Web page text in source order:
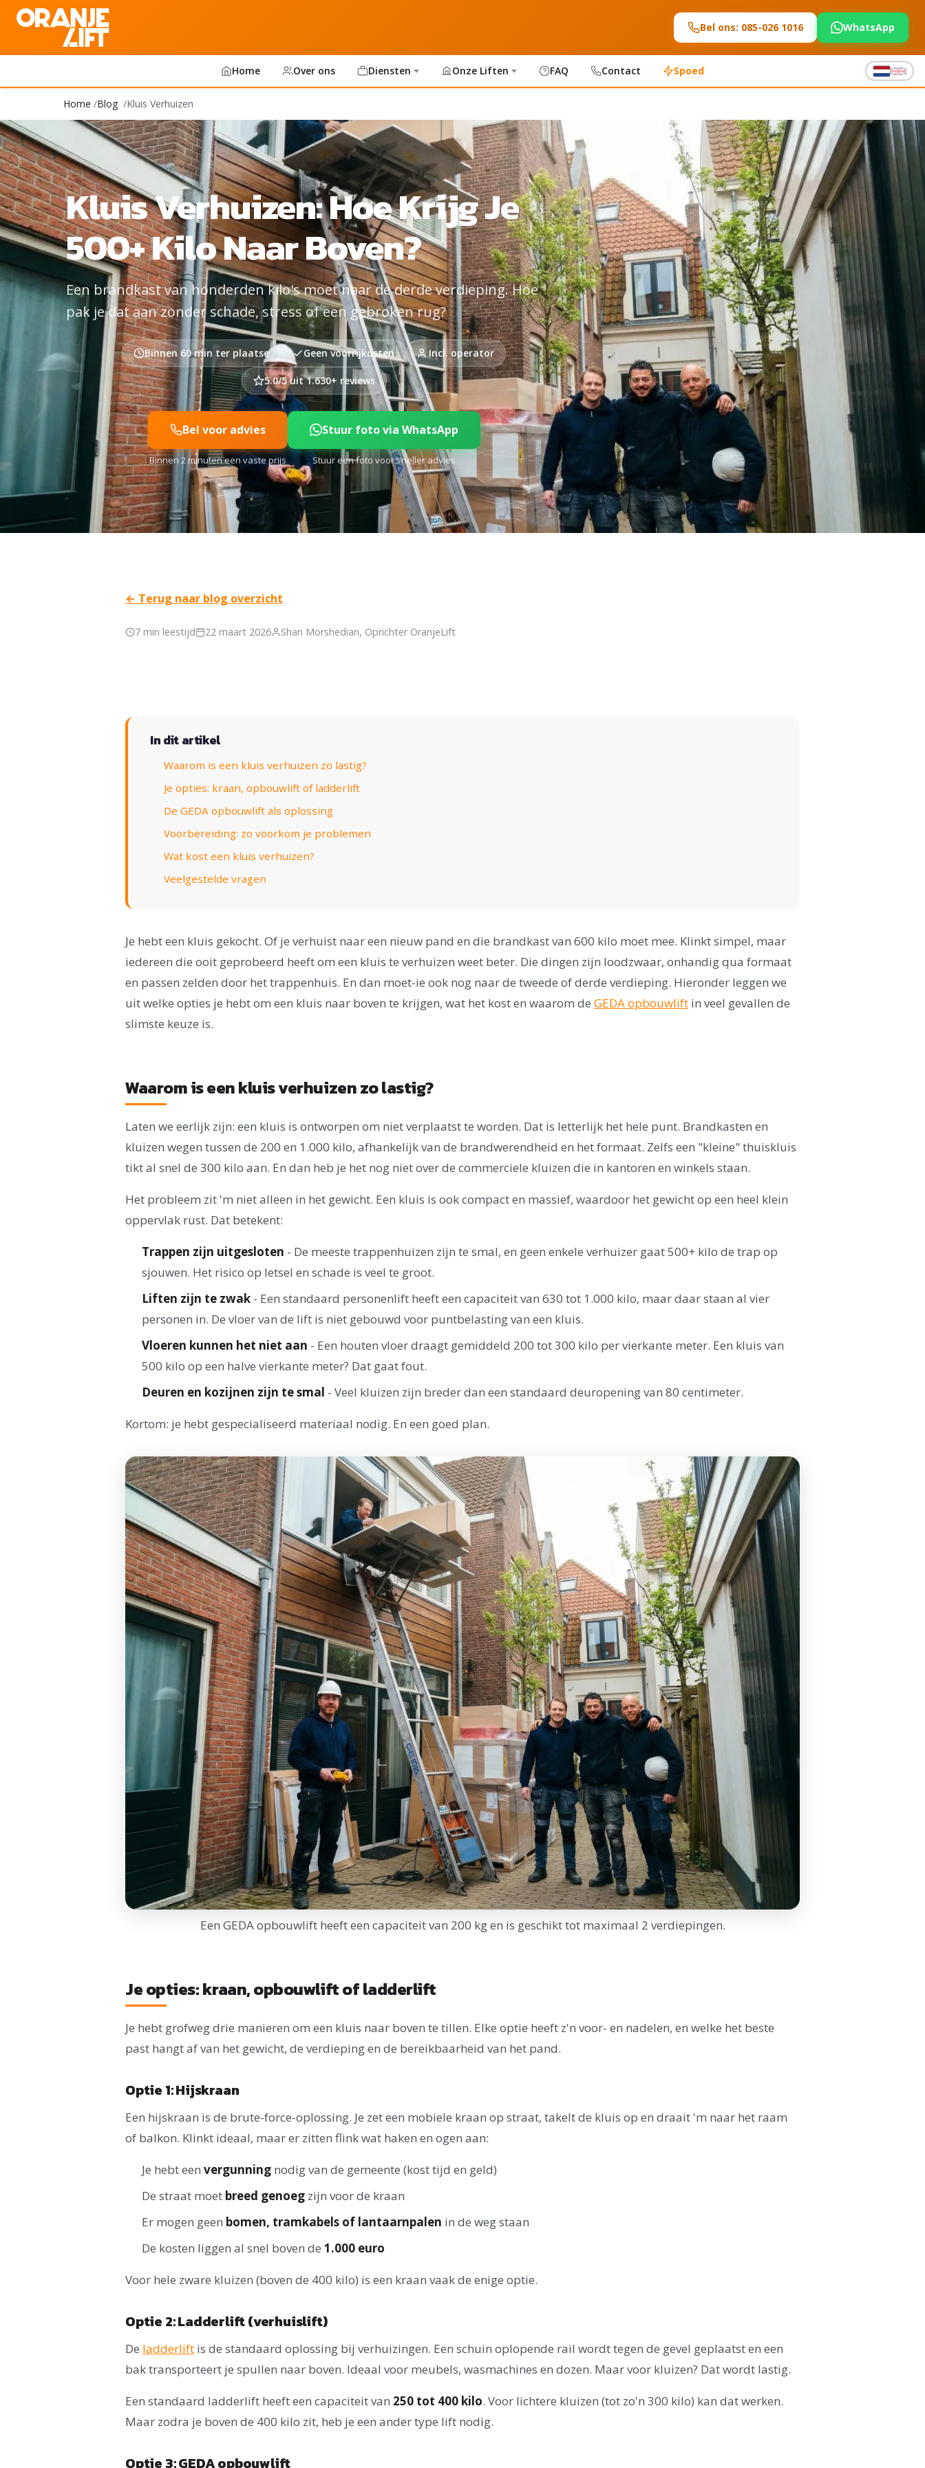
Bel ons: 085-026 1016 WhatsApp
Home Over ons Diensten Onze Liften FAQ Contact Spoed
Home Blog Kluis Verhuizen
Kluis Verhuizen: Hoe Krijg Je
500+ Kilo Naar Boven?
Een brandkast van honderden kilo's moet naar de derde verdieping. Hoe
pak je dat aan zonder schade, stress of een gebroken rug?
Binnen 60 min ter plaatse Geen voorrijkosten Incl. operator
5.0/5 uit 1.630+ reviews
Bel voor advies
Binnen 2 minuten een vaste prijs
Stuur foto via WhatsApp
Stuur een foto voor sneller advies
← Terug naar blog overzicht
7 min leestijd 22 maart 2026 Shan Morshedian, Oprichter OranjeLift
In dit artikel
Waarom is een kluis verhuizen zo lastig?
Je opties: kraan, opbouwlift of ladderlift
De GEDA opbouwlift als oplossing
Voorbereiding: zo voorkom je problemen
Wat kost een kluis verhuizen?
Veelgestelde vragen
Je hebt een kluis gekocht. Of je verhuist naar een nieuw pand en die brandkast van 600 kilo moet mee. Klinkt simpel, maar
iedereen die ooit geprobeerd heeft om een kluis te verhuizen weet beter. Die dingen zijn loodzwaar, onhandig qua formaat
en passen zelden door het trappenhuis. En dan moet-ie ook nog naar de tweede of derde verdieping. Hieronder leggen we
uit welke opties je hebt om een kluis naar boven te krijgen, wat het kost en waarom de GEDA opbouwlift in veel gevallen de
slimste keuze is.
Waarom is een kluis verhuizen zo lastig?
Laten we eerlijk zijn: een kluis is ontworpen om niet verplaatst te worden. Dat is letterlijk het hele punt. Brandkasten en
kluizen wegen tussen de 200 en 1.000 kilo, afhankelijk van de brandwerendheid en het formaat. Zelfs een "kleine" thuiskluis
tikt al snel de 300 kilo aan. En dan heb je het nog niet over de commerciele kluizen die in kantoren en winkels staan.
Het probleem zit 'm niet alleen in het gewicht. Een kluis is ook compact en massief, waardoor het gewicht op een heel klein
oppervlak rust. Dat betekent:
Trappen zijn uitgesloten - De meeste trappenhuizen zijn te smal, en geen enkele verhuizer gaat 500+ kilo de trap op
sjouwen. Het risico op letsel en schade is veel te groot.
Liften zijn te zwak - Een standaard personenlift heeft een capaciteit van 630 tot 1.000 kilo, maar daar staan al vier
personen in. De vloer van de lift is niet gebouwd voor puntbelasting van een kluis.
Vloeren kunnen het niet aan - Een houten vloer draagt gemiddeld 200 tot 300 kilo per vierkante meter. Een kluis van
500 kilo op een halve vierkante meter? Dat gaat fout.
Deuren en kozijnen zijn te smal - Veel kluizen zijn breder dan een standaard deuropening van 80 centimeter.
Kortom: je hebt gespecialiseerd materiaal nodig. En een goed plan.
Een GEDA opbouwlift heeft een capaciteit van 200 kg en is geschikt tot maximaal 2 verdiepingen.
Je opties: kraan, opbouwlift of ladderlift
Je hebt grofweg drie manieren om een kluis naar boven te tillen. Elke optie heeft z'n voor- en nadelen, en welke het beste
past hangt af van het gewicht, de verdieping en de bereikbaarheid van het pand.
Optie 1: Hijskraan
Een hijskraan is de brute-force-oplossing. Je zet een mobiele kraan op straat, takelt de kluis op en draait 'm naar het raam
of balkon. Klinkt ideaal, maar er zitten flink wat haken en ogen aan:
Je hebt een vergunning nodig van de gemeente (kost tijd en geld)
De straat moet breed genoeg zijn voor de kraan
Er mogen geen bomen, tramkabels of lantaarnpalen in de weg staan
De kosten liggen al snel boven de 1.000 euro
Voor hele zware kluizen (boven de 400 kilo) is een kraan vaak de enige optie.
Optie 2: Ladderlift (verhuislift)
De ladderlift is de standaard oplossing bij verhuizingen. Een schuin oplopende rail wordt tegen de gevel geplaatst en een
bak transporteert je spullen naar boven. Ideaal voor meubels, wasmachines en dozen. Maar voor kluizen? Dat wordt lastig.
Een standaard ladderlift heeft een capaciteit van 250 tot 400 kilo. Voor lichtere kluizen (tot zo'n 300 kilo) kan dat werken.
Maar zodra je boven de 400 kilo zit, heb je een ander type lift nodig.
Optie 3: GEDA opbouwlift